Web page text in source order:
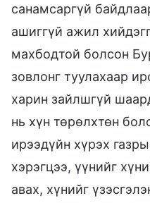
санамсаргүй
ашиггүй ажил
махбодтой болсон
зовлонг туулахаар
харин зайлшгүй
нь хүн төрөлхтөн
ирээдүйн хүрэх
хэрэгцээ, үүнийг
авах, хүнийг